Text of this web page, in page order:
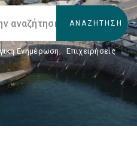
Ενημέρωση, Επιχειρήσεις